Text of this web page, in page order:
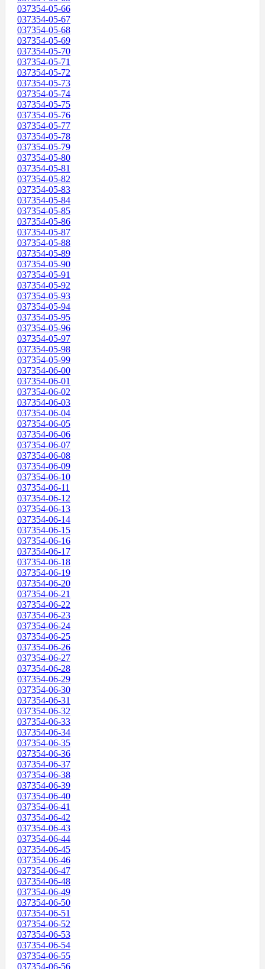
037354-05-66
037354-05-67
037354-05-68
037354-05-69
037354-05-70
037354-05-71
037354-05-72
037354-05-73
037354-05-74
037354-05-75
037354-05-76
037354-05-77
037354-05-78
037354-05-79
037354-05-80
037354-05-81
037354-05-82
037354-05-83
037354-05-84
037354-05-85
037354-05-86
037354-05-87
037354-05-88
037354-05-89
037354-05-90
037354-05-91
037354-05-92
037354-05-93
037354-05-94
037354-05-95
037354-05-96
037354-05-97
037354-05-98
037354-05-99
037354-06-00
037354-06-01
037354-06-02
037354-06-03
037354-06-04
037354-06-05
037354-06-06
037354-06-07
037354-06-08
037354-06-09
037354-06-10
037354-06-11
037354-06-12
037354-06-13
037354-06-14
037354-06-15
037354-06-16
037354-06-17
037354-06-18
037354-06-19
037354-06-20
037354-06-21
037354-06-22
037354-06-23
037354-06-24
037354-06-25
037354-06-26
037354-06-27
037354-06-28
037354-06-29
037354-06-30
037354-06-31
037354-06-32
037354-06-33
037354-06-34
037354-06-35
037354-06-36
037354-06-37
037354-06-38
037354-06-39
037354-06-40
037354-06-41
037354-06-42
037354-06-43
037354-06-44
037354-06-45
037354-06-46
037354-06-47
037354-06-48
037354-06-49
037354-06-50
037354-06-51
037354-06-52
037354-06-53
037354-06-54
037354-06-55
037354-06-56